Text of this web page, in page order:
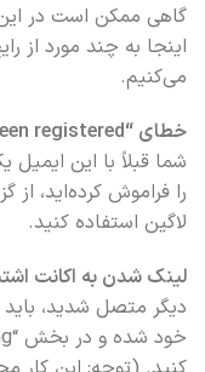
گاهی ممکن است در این
اینجا به چند مورد از
می‌کنیم.
خطای “Email has already been registered”:
شما قبلاً با این ایمیل
لاگین استفاده کنید.
لینک شدن به اکانت
دیگر متصل شدید، باید